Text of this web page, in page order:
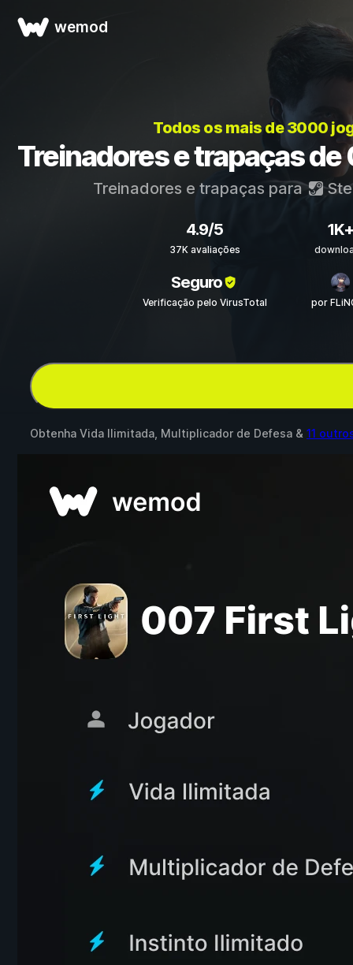
wemod
Todos os mais de 3000
Treinadores e trapaças
Treinadores e trapaças para
4.9/5
37K avaliações
1K+
Seguro
Verificação pelo VirusTotal por
Obtenha Vida Ilimitada, Multiplicador de Defesa & 11